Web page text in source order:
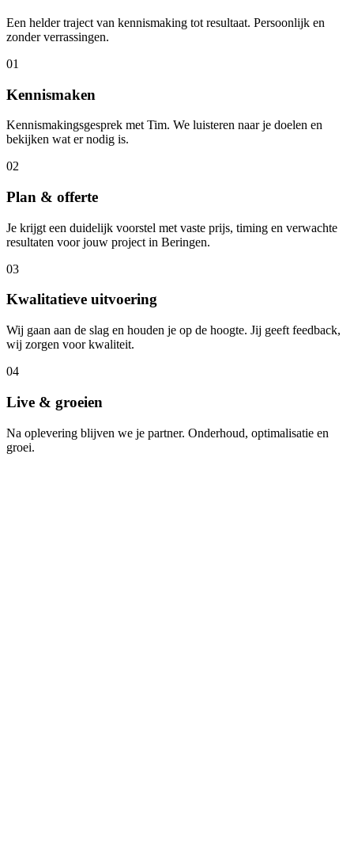
Een helder traject van kennismaking tot resultaat. Persoonlijk en
zonder verrassingen.
01
Kennismaken
Kennismakingsgesprek met Tim. We luisteren naar je doelen en
bekijken wat er nodig is.
02
Plan & offerte
Je krijgt een duidelijk voorstel met vaste prijs, timing en verwachte
resultaten voor jouw project in Beringen.
03
Kwalitatieve uitvoering
Wij gaan aan de slag en houden je op de hoogte. Jij geeft feedback,
wij zorgen voor kwaliteit.
04
Live & groeien
Na oplevering blijven we je partner. Onderhoud, optimalisatie en
groei.